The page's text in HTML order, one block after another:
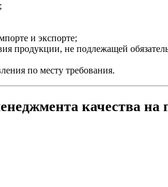
и экспорте;
продукции, не подлежащей
по месту требования.
качества